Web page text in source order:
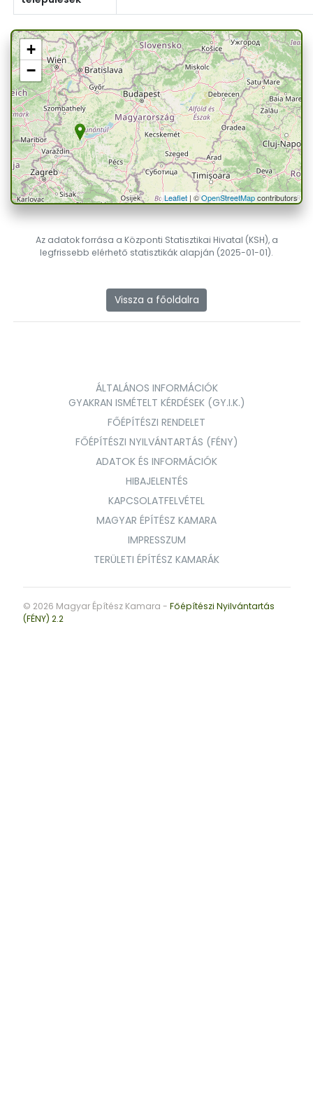
+
−
Leaflet| ©OpenStreetMapcontributors
Az adatok forrása a Központi Statisztikai Hivatal (KSH), a
legfrissebb elérhető statisztikák alapján (2025-01-01).
Vissza a főoldalra
ÁLTALÁNOS INFORMÁCIÓK
GYAKRAN ISMÉTELT KÉRDÉSEK (GY.I.K.)
FŐÉPÍTÉSZI RENDELET
FŐÉPÍTÉSZI NYILVÁNTARTÁS (FÉNY)
ADATOK ÉS INFORMÁCIÓK
HIBAJELENTÉS
KAPCSOLATFELVÉTEL
MAGYAR ÉPÍTÉSZ KAMARA
IMPRESSZUM
TERÜLETI ÉPÍTÉSZ KAMARÁK
© 2026 Magyar Építész Kamara - Főépítészi Nyilvántartás
(FÉNY) 2.2